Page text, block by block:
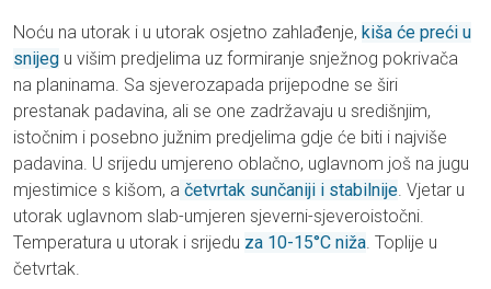
Noću na utorak i u utorak osjetno zahlađenje, kiša će preći u
snijeg u višim predjelima uz formiranje snježnog pokrivača
na planinama. Sa sjeverozapada prijepodne se širi
prestanak padavina, ali se one zadržavaju u središnjim,
istočnim i posebno južnim predjelima gdje će biti i najviše
padavina. U srijedu umjereno oblačno, uglavnom još na jugu
mjestimice s kišom, a četvrtak sunčaniji i stabilnije. Vjetar u
utorak uglavnom slab-umjeren sjeverni-sjeveroistočni.
Temperatura u utorak i srijedu za 10-15°C niža. Toplije u
četvrtak.